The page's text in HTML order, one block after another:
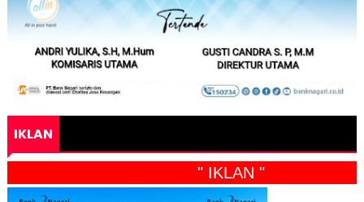
IKLAN
" IKLAN "